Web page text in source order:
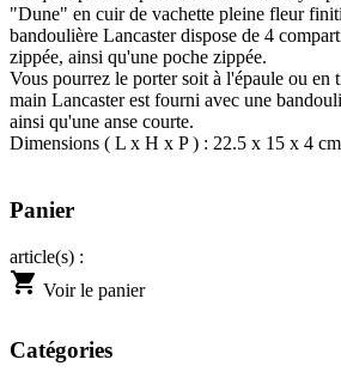
"Dune" en cuir de vachette pleine fleur
bandoulière Lancaster dispose de 4
zippée, ainsi qu'une poche zippée.
Vous pourrez le porter soit à l'épaule ou en
main Lancaster est fourni avec une
ainsi qu'une anse courte.
Dimensions ( L x H x P ) : 22.5 x 15 x 4 cm
Panier
article(s) :
shopping_cart Voir le panier
Catégories